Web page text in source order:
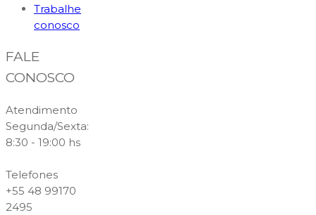
Trabalhe
conosco
FALE
CONOSCO
Atendimento
Segunda/Sexta:
8:30 - 19:00 hs
Telefones
+55 48 99170
2495